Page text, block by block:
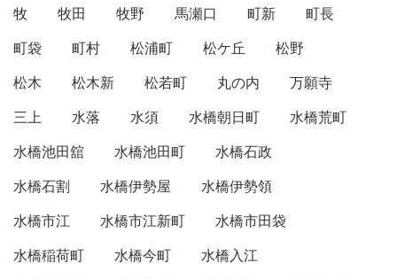
牧
牧田 牧野 馬瀬口 町新
町長
町袋
町村 松浦町 松ケ丘
松野
松木
松木新 松若町 丸の内
万願寺
三上
水落 水須 水橋朝日町
水橋荒町
水橋池田舘
水橋池田町
水橋石政
水橋石割
水橋伊勢屋
水橋伊勢領
水橋市江
水橋市江新町
水橋市田袋
水橋稲荷町
水橋今町
水橋入江